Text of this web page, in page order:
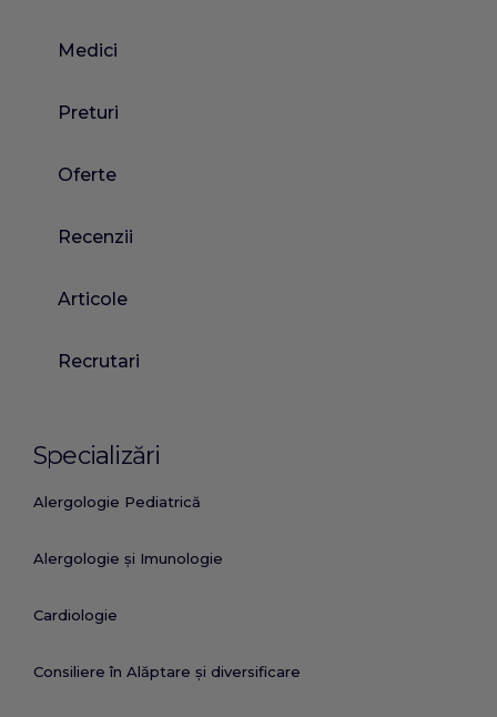
Medici
Preturi
Oferte
Recenzii
Articole
Recrutari
Specializări
Alergologie Pediatrică
Alergologie și Imunologie
Cardiologie
Consiliere în Alăptare și diversificare